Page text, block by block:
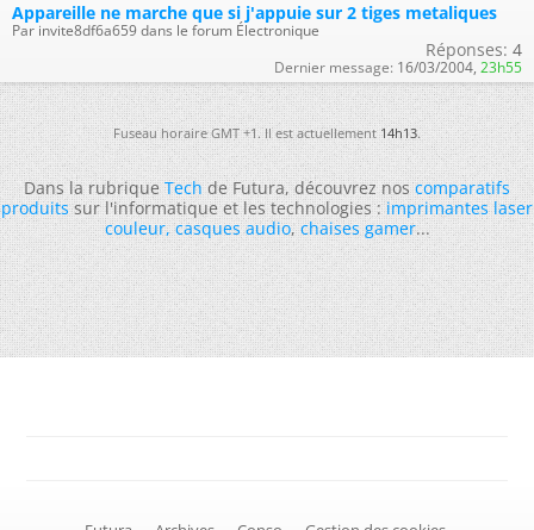
Appareille ne marche que si j'appuie sur 2 tiges metaliques
Par invite8df6a659 dans le forum Électronique
Réponses: 4
Dernier message: 16/03/2004, 23h55
Fuseau horaire GMT +1. Il est actuellement14h13.
Dans la rubriqueTechde Futura, découvrez noscomparatifs
produitssur l'informatique et les technologies :imprimantes laser
couleur,casques audio,chaises gamer...